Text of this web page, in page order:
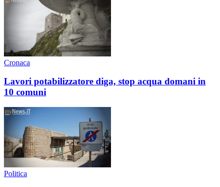
Cronaca
Lavori potabilizzatore diga, stop acqua domani in
10 comuni
Politica